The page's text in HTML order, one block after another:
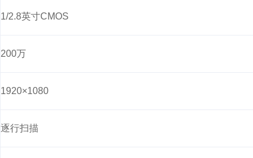
1/2.8英寸CMOS
200万
1920×1080
逐行扫描